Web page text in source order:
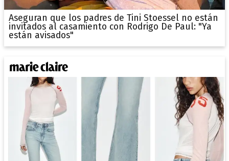
Aseguran que los padres de Tini Stoessel no están
invitados al casamiento con Rodrigo De Paul: "Ya
están avisados"